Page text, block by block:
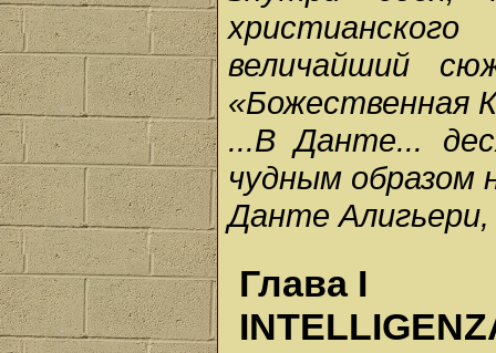
величайший
«Божественная
...В Данте...
чудным образом
Данте Алигьери,
Глава I